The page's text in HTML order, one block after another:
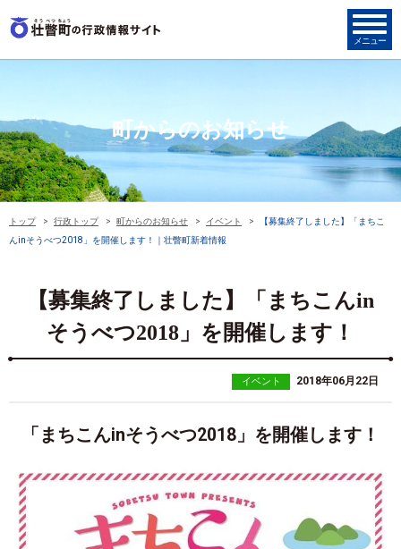
町からのお知らせ
トップ 行政トップ 町からのお知らせ イベント
【募集終了しました】「まちこ
んinそうべつ2018」を開催します！｜壮瞥町新着情報
【募集終了しました】「まちこんin
そうべつ2018」を開催します！
イベント 2018年06月22日
「まちこんinそうべつ2018」を開催します！